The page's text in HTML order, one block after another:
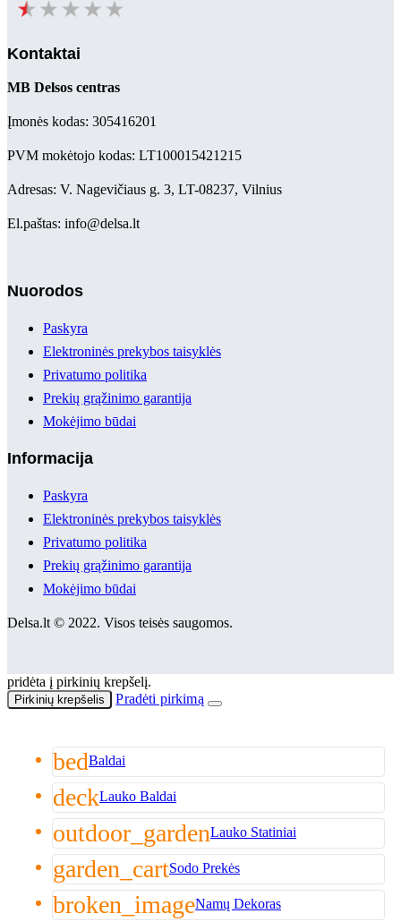
Kontaktai
MB Delsos centras
Įmonės kodas: 305416201
PVM mokėtojo kodas: LT100015421215
Adresas: V. Nagevičiaus g. 3, LT-08237, Vilnius
El.paštas: info@delsa.lt
Nuorodos
Paskyra
Elektroninės prekybos taisyklės
Privatumo politika
Prekių grąžinimo garantija
Mokėjimo būdai
Informacija
Paskyra
Elektroninės prekybos taisyklės
Privatumo politika
Prekių grąžinimo garantija
Mokėjimo būdai
Delsa.lt © 2022. Visos teisės saugomos.
pridėta į pirkinių krepšelį.
Pirkinių krepšelis Pradėti pirkimą
bedBaldai
deckLauko Baldai
outdoor_gardenLauko Statiniai
garden_cartSodo Prekės
broken_imageNamų Dekoras